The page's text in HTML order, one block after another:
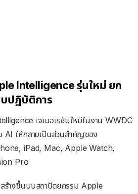
Intelligence รุ่นใหม่ ยก
บปฏิบัติการ
เจเนอเรชันใหม่ในงาน WWDC
AI ให้กลายเป็นส่วนสำคัญของ
iPad, Mac, Apple Watch,
Pro
สร้างขึ้นบนสถาปัตยกรรม Apple